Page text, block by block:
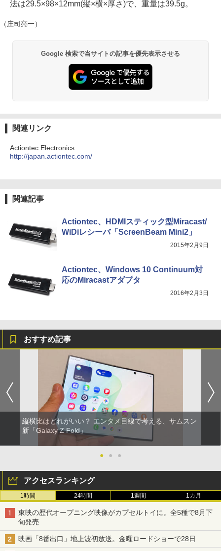
法は29.5×98×12mm(縦×横×厚さ)で、重量は39.5g。
（庄司亮一）
Google 検索で当サイトの記事を優先表示させる
関連リンク
Actiontec Electronics
http://japan.actiontec.com/
関連記事
Actiontec、HDMIスティック型Miracast/
WiDiレシーバ「ScreenBeam Mini2」
2015年2月9日
Actiontec、Windows 10 Continuum対
応のMiracastアダプタ
2016年2月3日
おすすめ記事
縦横比はどれがいい？ エンタメ目線で考える、サムスン
新「Galaxy Z Fold」
● ● ●
アクセスランキング
1時間 24時間 1週間 1カ月
東映の歴代オープニング映像がカプセルトイに。全5種で8月下
旬発売
映画「8番出口」地上波初放送。金曜ロードショーで28日